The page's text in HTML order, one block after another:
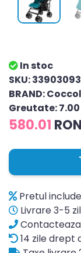
In stoc
SKU:
BRAND:
Greutate:
580.01 RON
Pretul
Livrare 3-5
14 zile drept